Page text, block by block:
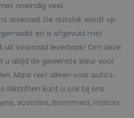
oneindig veel
arsenaal. De autolak wordt op
en is afgevuld met
uit voorraad leverbaar! Om deze
u altijd de gewenste kleur voor
Maar niet alleen voor auto’s..
lakstiften kunt u ook bij ons
scooters, brommers, motors